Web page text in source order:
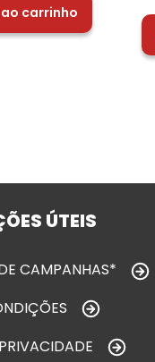
carrinho
ÚTEIS
CAMPANHAS*